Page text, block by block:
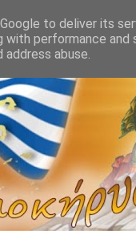
to deliver its
with performance
abuse.